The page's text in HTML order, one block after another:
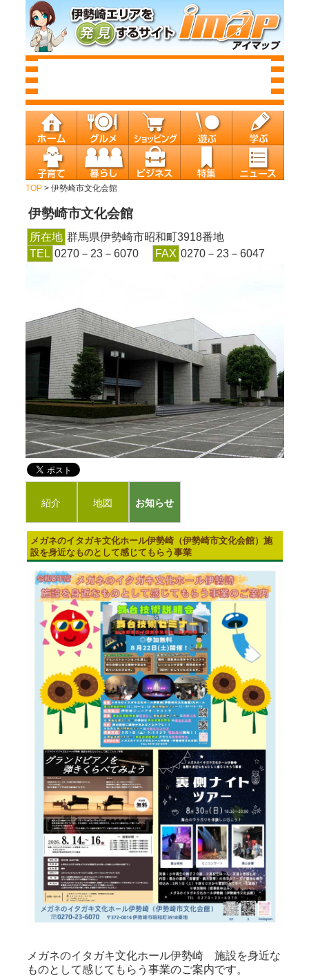
TOP> 伊勢崎市文化会館
伊勢崎市文化会館
所在地 群馬県伊勢崎市昭和町3918番地
TEL 0270－23－6070 FAX 0270－23－6047
紹介 地図 お知らせ
メガネのイタガキ文化ホール伊勢崎（伊勢崎市文化会館）施
設を身近なものとして感じてもらう事業
メガネのイタガキ文化ホール伊勢崎 施設を身近な
ものとして感じてもらう事業のご案内です。